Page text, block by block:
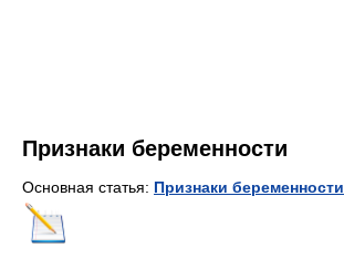
Признаки беременности
Основная статья: Признаки беременности